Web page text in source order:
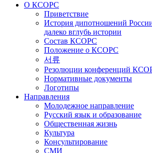
О КСОРС
Приветствие
История дипотношений
далеко вглубь истории
Состав КСОРС
Положение о КСОРС
서류
Резолюции конференций
Нормативные документы
Логотипы
Направления
Молодежное направление
Русский язык и образование
Общественная жизнь
Культура
Консультирование
СМИ